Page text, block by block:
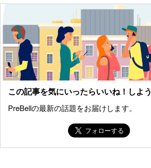
この記事を気にいったらいいね！しよう
PreBellの最新の話題をお届けします。